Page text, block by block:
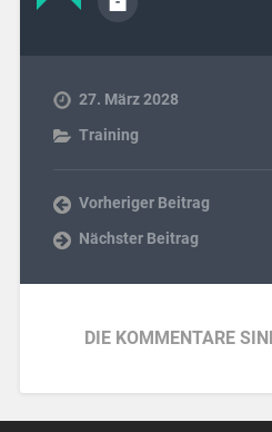
27. März 2028
Training
Vorheriger Beitrag
Nächster Beitrag
DIE KOMMENTARE